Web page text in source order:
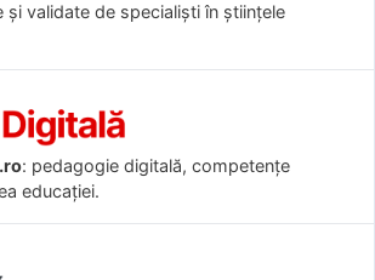
și validate de specialiști în științele
: pedagogie digitală, competențe
educației.